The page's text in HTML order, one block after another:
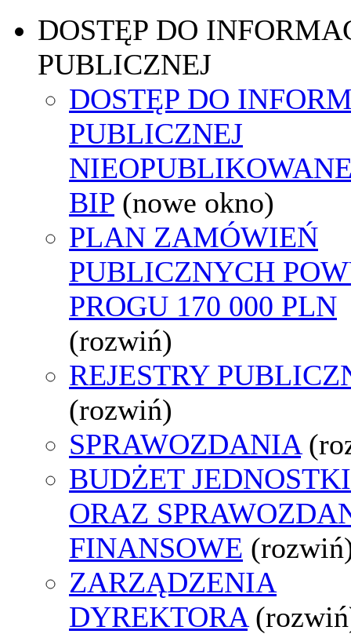
DOSTĘP DO
PUBLICZNEJ
DOSTĘP DO
PUBLICZNEJ
BIP (nowe okno)
PLAN ZAMÓWIEŃ
PUBLICZNYCH
PROGU 170 000 PLN
(rozwiń)
REJESTRY
(rozwiń)
SPRAWOZDANIA
BUDŻET JEDNOSTKI
ORAZ
FINANSOWE
ZARZĄDZENIA
DYREKTORA